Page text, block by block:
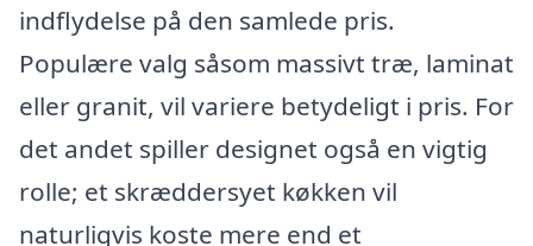
indflydelse på den samlede pris.
Populære valg såsom massivt træ, laminat
eller granit, vil variere betydeligt i pris. For
det andet spiller designet også en vigtig
rolle; et skræddersyet køkken vil
naturligvis koste mere end et